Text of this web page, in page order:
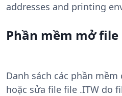
addresses and printing
Phần mềm mở file
Danh sách các phần
hoặc sửa file file .ITW do